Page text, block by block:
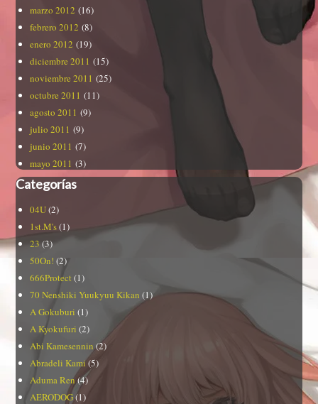
marzo 2012 (16)
febrero 2012 (8)
enero 2012 (19)
diciembre 2011 (15)
noviembre 2011 (25)
octubre 2011 (11)
agosto 2011 (9)
julio 2011 (9)
junio 2011 (7)
mayo 2011 (3)
Categorías
04U(2)
1st.M's(1)
23 (3)
50On! (2)
666Protect (1)
70 Nenshiki Yuukyuu Kikan (1)
A Gokuburi (1)
A Kyokufuri (2)
Abi Kamesennin (2)
Abradeli Kami(5)
Aduma Ren(4)
AERODOG(1)